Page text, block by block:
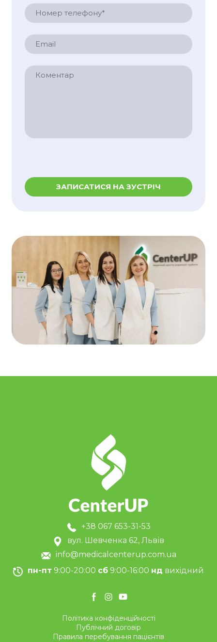
ЗАПИСАТИСЯ НА ЗУСТРІЧ
+38 067 653-31-53
вул. Шевченка 62, Львів
info@medicalcenterup.com.ua
пн-пт 9:00-20:00 сб 9:00-16:00 нд вихідний
Політика конфіденційності
Публічний договір
Правила перебування пацієнтів